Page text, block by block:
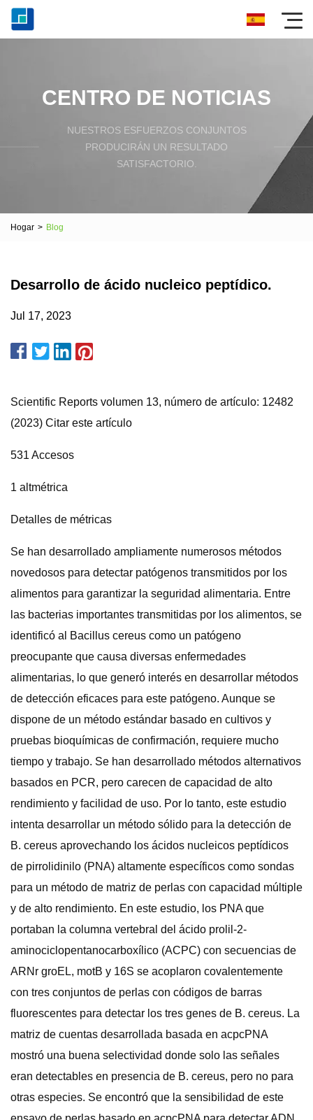
CENTRO DE NOTICIAS
NUESTROS ESFUERZOS CONJUNTOS
PRODUCIRÁN UN RESULTADO
SATISFACTORIO.
Hogar > Blog
Desarrollo de ácido nucleico peptídico.
Jul 17, 2023
Scientific Reports volumen 13, número de artículo: 12482
(2023) Citar este artículo
531 Accesos
1 altmétrica
Detalles de métricas
Se han desarrollado ampliamente numerosos métodos
novedosos para detectar patógenos transmitidos por los
alimentos para garantizar la seguridad alimentaria. Entre
las bacterias importantes transmitidas por los alimentos, se
identificó al Bacillus cereus como un patógeno
preocupante que causa diversas enfermedades
alimentarias, lo que generó interés en desarrollar métodos
de detección eficaces para este patógeno. Aunque se
dispone de un método estándar basado en cultivos y
pruebas bioquímicas de confirmación, requiere mucho
tiempo y trabajo. Se han desarrollado métodos alternativos
basados ​​en PCR, pero carecen de capacidad de alto
rendimiento y facilidad de uso. Por lo tanto, este estudio
intenta desarrollar un método sólido para la detección de
B. cereus aprovechando los ácidos nucleicos peptídicos
de pirrolidinilo (PNA) altamente específicos como sondas
para un método de matriz de perlas con capacidad múltiple
y de alto rendimiento. En este estudio, los PNA que
portaban la columna vertebral del ácido prolil-2-
aminociclopentanocarboxílico (ACPC) con secuencias de
ARNr groEL, motB y 16S se acoplaron covalentemente
con tres conjuntos de perlas con códigos de barras
fluorescentes para detectar los tres genes de B. cereus. La
matriz de cuentas desarrollada basada en acpcPNA
mostró una buena selectividad donde solo las señales
eran detectables en presencia de B. cereus, pero no para
otras especies. Se encontró que la sensibilidad de este